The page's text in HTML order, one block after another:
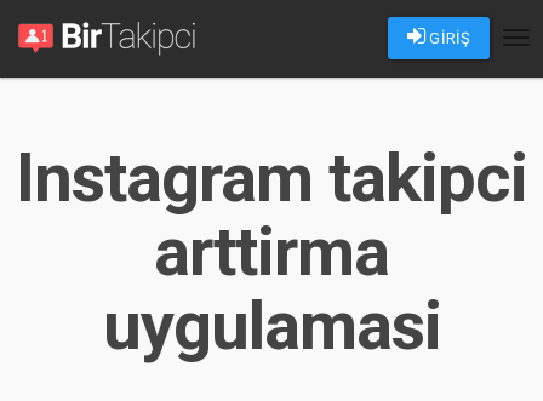
GİRİŞ
Instagram takipci
arttirma
uygulamasi